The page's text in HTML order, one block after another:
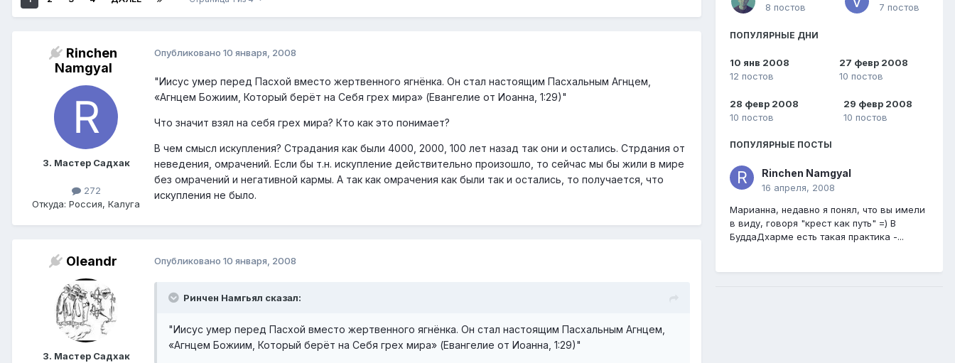
Rinchen
Namgyal
3. Мастер Садхак
272
Откуда: Россия, Калуга
Опубликовано 10 января, 2008
"Иисус умер перед Пасхой вместо жертвенного ягнёнка. Он стал настоящим Пасхальным Агнцем,
«Агнцем Божиим, Который берёт на Себя грех мира» (Евангелие от Иоанна, 1:29)"
Что значит взял на себя грех мира? Кто как это понимает?
В чем смысл искупления? Страдания как были 4000, 2000, 100 лет назад так они и остались. Стрдания от
неведения, омрачений. Если бы т.н. искупление действительно произошло, то сейчас мы бы жили в мире
без омрачений и негативной кармы. А так как омрачения как были так и остались, то получается, что
искупления не было.
Oleandr
3. Мастер Садхак
Опубликовано 10 января, 2008
Ринчен Намгьял сказал:
"Иисус умер перед Пасхой вместо жертвенного ягнёнка. Он стал настоящим Пасхальным Агнцем,
«Агнцем Божиим, Который берёт на Себя грех мира» (Евангелие от Иоанна, 1:29)"
8 постов
7 постов
ПОПУЛЯРНЫЕ ДНИ
10 янв 2008
12 постов
27 февр 2008
10 постов
28 февр 2008
10 постов
29 февр 2008
10 постов
ПОПУЛЯРНЫЕ ПОСТЫ
Rinchen Namgyal
16 апреля, 2008
Марианна, недавно я понял, что вы имели
в виду, говоря "крест как путь" =) В
БуддаДхарме есть такая практика -...